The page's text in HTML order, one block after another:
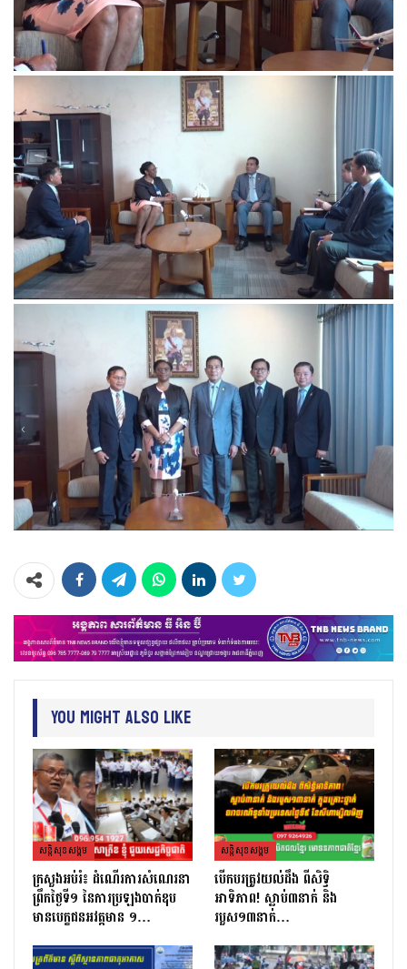
You Might Also Like
សន្តិសុខសង្គម
ក្រសួងអប់រំ៖ ដំណើរការសំណេរនា
ព្រឹកថ្ងៃទី១ នៃការប្រឡងបាក់ឌុប
មានបេក្ខជនអវត្តមាន ១…
សន្តិសុខសង្គម
បើកបរត្រូវយល់ដឹង ពីសិទ្ធិ
អាទិភាព! ស្លាប់៣នាក់ និង
របួស១៣នាក់…